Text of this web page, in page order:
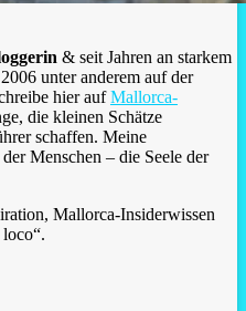
& seit Jahren an starkem
unter anderem auf der
hier aufMallorca-
die kleinen Schätze
schaffen. Meine
Menschen – die Seele der
Mallorca-Insiderwissen